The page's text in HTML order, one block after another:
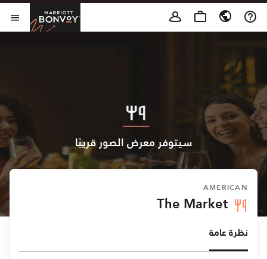
Skip to Content
سيتوفر معرض الصور قريبًا
AMERICAN
The Market
نظرة عامة